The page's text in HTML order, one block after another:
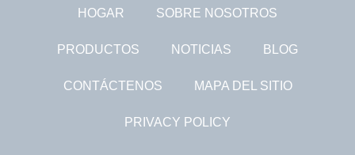
HOGAR SOBRE NOSOTROS
PRODUCTOS NOTICIAS BLOG
CONTÁCTENOS MAPA DEL SITIO
PRIVACY POLICY